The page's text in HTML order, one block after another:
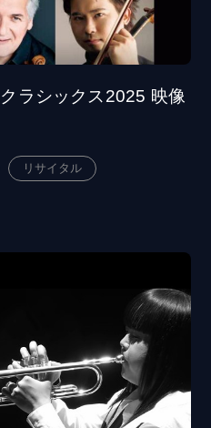
ラシックス2025 映像
リサイタル